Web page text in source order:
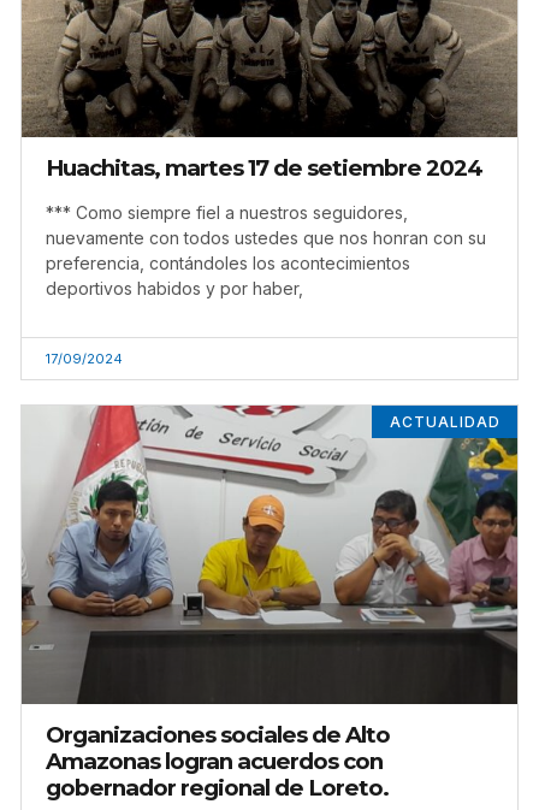
Huachitas, martes 17 de setiembre 2024
*** Como siempre fiel a nuestros seguidores,
nuevamente con todos ustedes que nos honran con su
preferencia, contándoles los acontecimientos
deportivos habidos y por haber,
17/09/2024
ACTUALIDAD
Organizaciones sociales de Alto
Amazonas logran acuerdos con
gobernador regional de Loreto.